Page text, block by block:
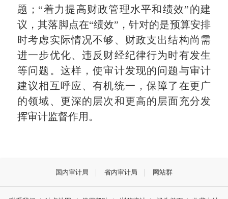
题；“着力提高财政管理水平和绩效”的建
议，其落脚点在“绩效”，针对的是预算安排
时考虑实际情况不够、财政支出结构尚需
进一步优化、违反财经纪律行为时有发生
等问题。这样，使审计发现的问题与审计
建议相互呼应、有机统一，保障了在更广
的领域、更深的层次和更高的层面充分发
挥审计监督作用。
国内审计局 省内审计局 网站群